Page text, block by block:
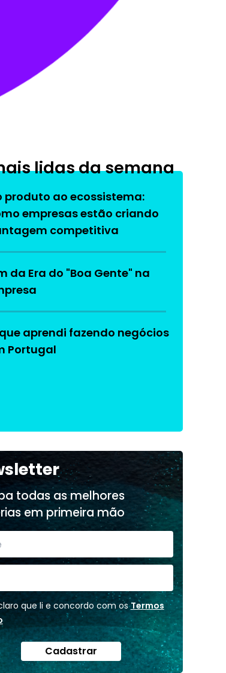
lidas da semana
produto ao ecossistema:
empresas estão criando
competitiva
da Era do "Boa Gente" na
aprendi fazendo negócios
Portugal
todas as melhores
em primeira mão
que li e concordo com os Termos
Cadastrar